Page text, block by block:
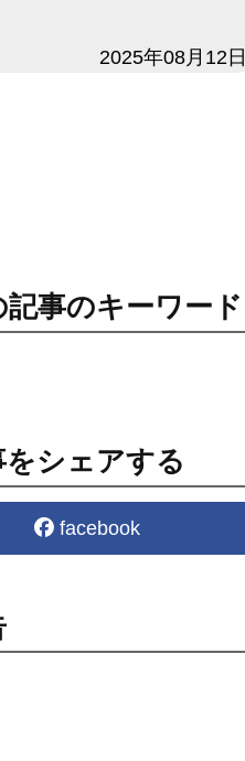
2025年08月12日
記事のキーワード
をシェアする
facebook